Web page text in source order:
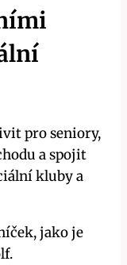
pro seniory,
a spojit
kluby a
jako je